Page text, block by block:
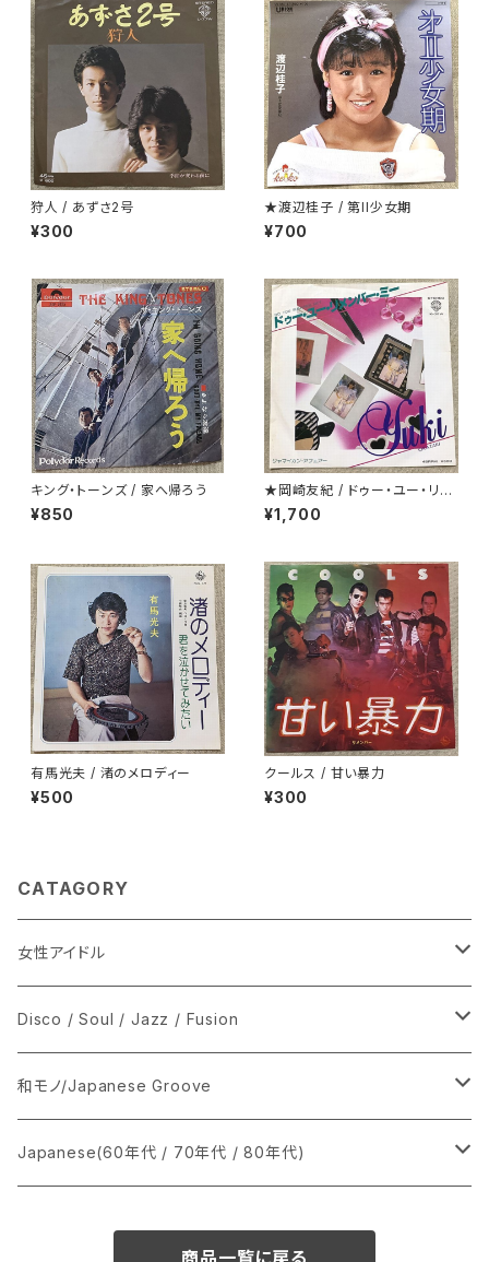
狩人 / あずさ2号
¥300
★渡辺桂子 / 第II少女期
¥700
キング・トーンズ / 家へ帰ろう
¥850
★岡崎友紀 / ドゥー・ユー・リメ
ンバー・ミー
¥1,700
有馬光夫 / 渚のメロディー
¥500
クールス / 甘い暴力
¥300
CATAGORY
女性アイドル
シングル盤
あ行
か行
LP
CD
Disco / Soul / Jazz / Fusion
シングル盤
A
12インチ・シングル
和モノ/Japanese Groove
シングル盤
Japanese(60年代 / 70年代 / 80年代)
商品一覧に戻る